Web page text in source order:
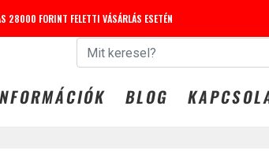
28000 FORINT FELETTI VÁSÁRLÁS ESETÉN
BLOG